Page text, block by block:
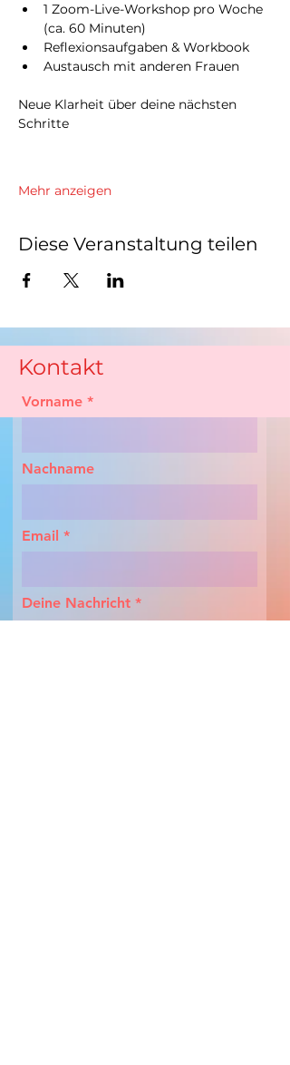
1 Zoom-Live-Workshop pro Woche
(ca. 60 Minuten)
Reflexionsaufgaben & Workbook
Austausch mit anderen Frauen
Neue Klarheit über deine nächsten
Schritte
Mehr anzeigen
Diese Veranstaltung teilen
Kontakt
Vorname
Nachname
Email
Deine Nachricht